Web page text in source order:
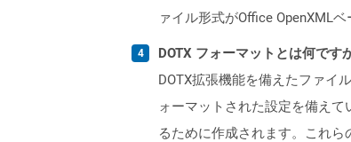
ァイル形式がOffice OpenXML
DOTX フォーマットとは何です
DOTX拡張機能を備えたファイ
ォーマットされた設定を備え
るために作成されます。これ